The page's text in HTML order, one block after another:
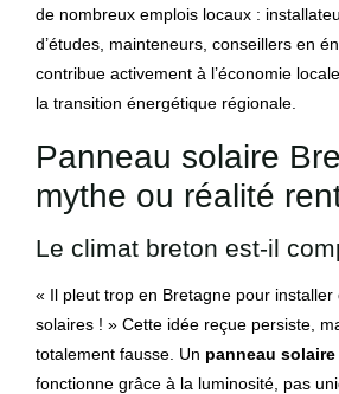
de nombreux emplois locaux :
d’études, mainteneurs, conseillers en
contribue activement à l’économie
la transition énergétique régionale.
Panneau solaire
mythe ou réalité
Le climat breton est-il
« Il pleut trop en Bretagne pour installer
solaires ! » Cette idée reçue persiste,
totalement fausse. Un panneau
fonctionne grâce à la luminosité, pas